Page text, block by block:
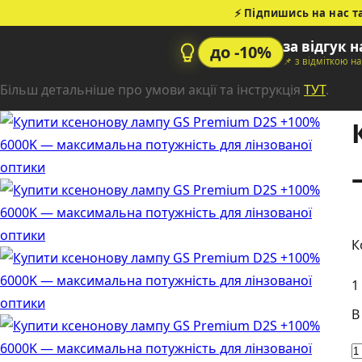
⚡ Підпишись на нас
до -10% за відгук
📌 з відміткою
Більш детальніше про умови акції та інструкція ТУТ.